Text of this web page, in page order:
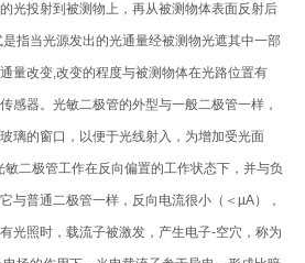
光投射到被测物上，再从被测物体表面反射后
指当光源发出的光通量经被测物光遮其中一部
量改变,改变的程度与被测物体在光路位置有
感器。光敏二极管的外型与一般二极管一样，
璃的窗口，以便于光线射入，为增加受光面
二极管工作在反向偏置的工作状态下，并与负
与普通二极管一样，反向电流很小（＜µA），
光照时，载流子被激发，产生电子-空穴，称为